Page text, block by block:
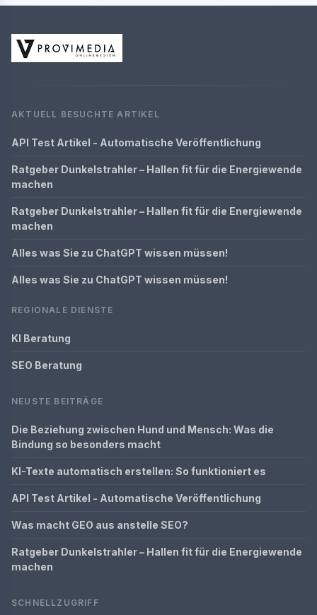
AKTUELL BESUCHTE ARTIKEL
API Test Artikel - Automatische Veröffentlichung
Ratgeber Dunkelstrahler – Hallen fit für die Energiewende
machen
Ratgeber Dunkelstrahler – Hallen fit für die Energiewende
machen
Alles was Sie zu ChatGPT wissen müssen!
Alles was Sie zu ChatGPT wissen müssen!
REGIONALE DIENSTE
KI Beratung
SEO Beratung
NEUSTE BEITRÄGE
Die Beziehung zwischen Hund und Mensch: Was die
Bindung so besonders macht
KI-Texte automatisch erstellen: So funktioniert es
API Test Artikel - Automatische Veröffentlichung
Was macht GEO aus anstelle SEO?
Ratgeber Dunkelstrahler – Hallen fit für die Energiewende
machen
SCHNELLZUGRIFF